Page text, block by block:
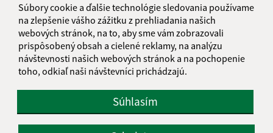
Súbory cookie a ďalšie technológie sledovania používame
na zlepšenie vášho zážitku z prehliadania našich
webových stránok, na to, aby sme vám zobrazovali
prispôsobený obsah a cielené reklamy, na analýzu
návštevnosti našich webových stránok a na pochopenie
toho, odkiaľ naši návštevníci prichádzajú.
Súhlasím